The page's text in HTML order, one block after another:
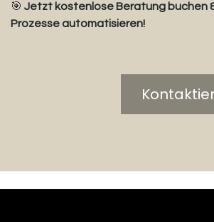
🎯 Jetzt kostenlose Beratung buchen
Prozesse automatisieren!